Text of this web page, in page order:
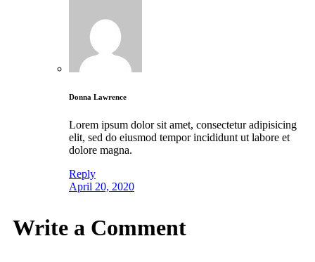
Donna Lawrence
Lorem ipsum dolor sit amet, consectetur adipisicing
elit, sed do eiusmod tempor incididunt ut labore et
dolore magna.
Reply
April 20, 2020
Write a Comment